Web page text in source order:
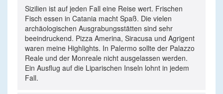
Sizilien ist auf jeden Fall eine Reise wert. Frischen
Fisch essen in Catania macht Spaß. Die vielen
archäologischen Ausgrabungsstätten sind sehr
beeindruckend. Pizza Amerina, Siracusa und Agrigent
waren meine Highlights. In Palermo sollte der Palazzo
Reale und der Monreale nicht ausgelassen werden.
Ein Ausflug auf die Liparischen Inseln lohnt in jedem
Fall.